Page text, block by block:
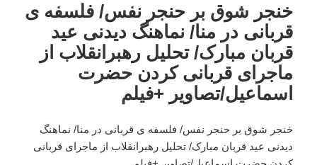
خنجر شوق بر حنجر نفس/ فلسفه ی
قربانی در منا/ نماهنگ دیدنی عید
قربان مبارک/ تحلیل رهبرانقلاب از
ماجرای قربانی کردن حضرت
اسماعیل/تصاویر +فیلم
خنجر شوق بر حنجر نفس/ فلسفه ی قربانی در منا/ نماهنگ
دیدنی عید قربان مبارک/ تحلیل رهبرانقلاب از ماجرای قربانی